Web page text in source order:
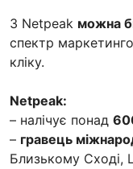
З Netpeak можна
спектр
кліку.
Netpeak:
– налічує понад
– гравець
Близькому Сході,